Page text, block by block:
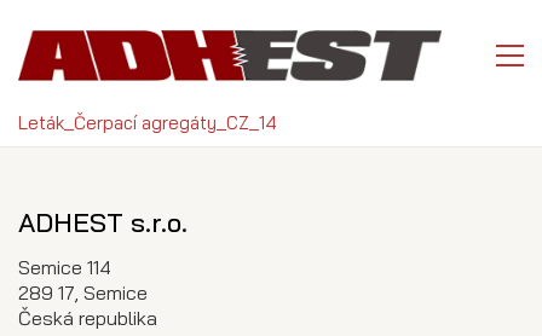
Leták_Čerpací agregáty_CZ_14
ADHEST s.r.o.
Semice 114
289 17, Semice
Česká republika